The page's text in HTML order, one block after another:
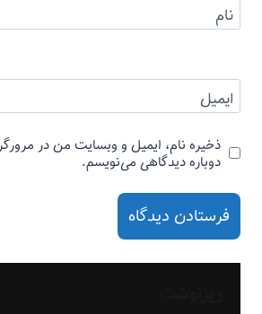
نام
ایمیل
ذخیره نام، ایمیل و وبسایت من در
دوباره دیدگاهی می‌نویسم.